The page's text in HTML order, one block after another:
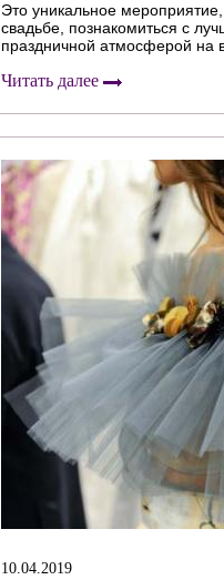
Это уникальное
свадьбе, познакомиться с
праздничной атмосферой на
Читать далее
10.04.2019